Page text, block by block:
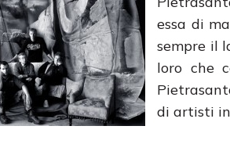
essa di
sempre il
loro che
di artisti